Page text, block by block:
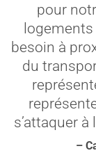
pour
besoin à
du
s’attaquer
–